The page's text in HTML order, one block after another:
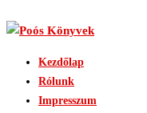
Kezdőlap
Rólunk
Impresszum